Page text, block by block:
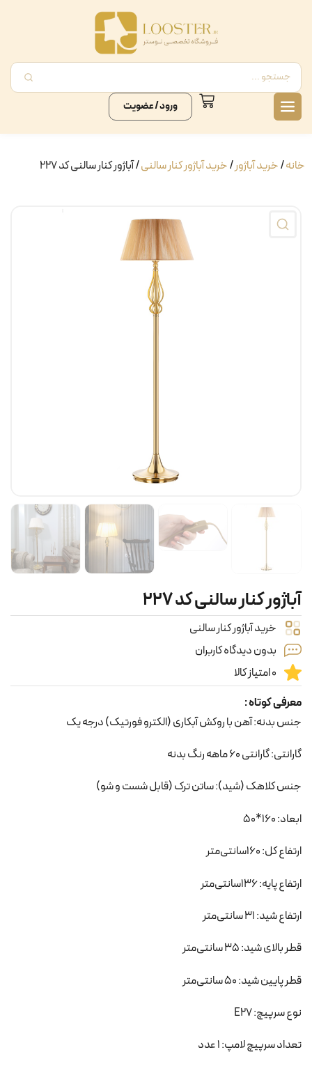
ورود / عضویت
خانه/خرید آباژور/خرید آباژور کنار سالنی/ آباژور کنار سالنی کد ۲۲۷
آباژور کنار سالنی کد ۲۲۷
خرید آباژور کنار سالنی
بدون دیدگاه کاربران
0 امتیاز کالا
معرفی کوتاه :
جنس بدنه: آهن با روکش آبکاری (الکترو فورتیک) درجه یک
گارانتی: گارانتی 60 ماهه رنگ بدنه
جنس کلاهک (شید): ساتن ترک (قابل شست و شو)
ابعاد: 160*50
ارتفاع کل: 160سانتی‌متر
ارتفاع پایه: 136سانتی‌متر
ارتفاع شید: 31 سانتی‌متر
قطر بالای شید: 35 سانتی‌متر
قطر پایین شید: 50 سانتی‌متر
نوع سرپیچ: E27
تعداد سرپیچ لامپ: 1 عدد